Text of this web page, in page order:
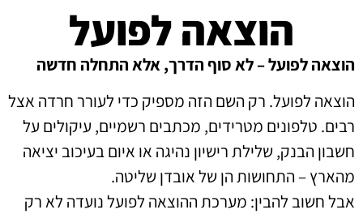
הוצאה לפועל
הוצאה לפועל – לא סוף הדרך, אלא התחלה חדשה
הוצאה לפועל. רק השם הזה מספיק כדי לעורר חרדה אצל
רבים. טלפונים מטרידים, מכתבים רשמיים, עיקולים על
חשבון הבנק, שלילת רישיון נהיגה או איום בעיכוב יציאה
מהארץ – התחושות הן של אובדן שליטה.
אבל חשוב להבין: מערכת ההוצאה לפועל נועדה לא רק